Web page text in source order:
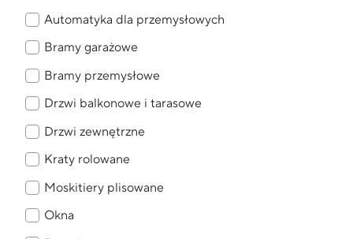
Automatyka dla przemysłowych
Bramy garażowe
Bramy przemysłowe
Drzwi balkonowe i tarasowe
Drzwi zewnętrzne
Kraty rolowane
Moskitiery plisowane
Okna